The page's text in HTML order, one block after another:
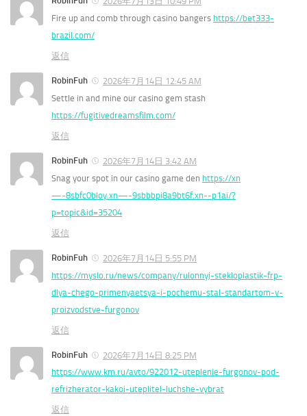
Fire up and comb through casino bangers https://bet333-
brazil.com/
返信
RobinFuh
2026年7月14日 12:45 AM
Settle in and mine our casino gem stash
https://fugitivedreamsfilm.com/
返信
RobinFuh
2026年7月14日 3:42 AM
Snag your spot in our casino game den https://xn
—-8sbfc0bloy.xn—-9sbbbpi8a9bt6f.xn--p1ai/?
p=topic&id=35204
返信
RobinFuh
2026年7月14日 5:55 PM
https://myslo.ru/news/company/rulonnyj-stekloplastik-frp-
dlya-chego-primenyaetsya-i-pochemu-stal-standartom-v-
proizvodstve-furgonov
返信
RobinFuh
2026年7月14日 8:25 PM
https://www.km.ru/avto/922012-uteplenie-furgonov-pod-
refrizherator-kakoi-uteplitel-luchshe-vybrat
返信